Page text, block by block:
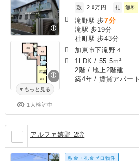
もっと見る
1人検討中
敷
2.0万円 礼 無料
滝野駅 歩7分
滝駅 歩19分
社町駅 歩43分
加東市下滝野４
1LDK / 55.5m²
2階 / 地上2階建
築4年 / 賃貸アパート
アルファ嬉野 2階
敷金・礼金ゼロ物件